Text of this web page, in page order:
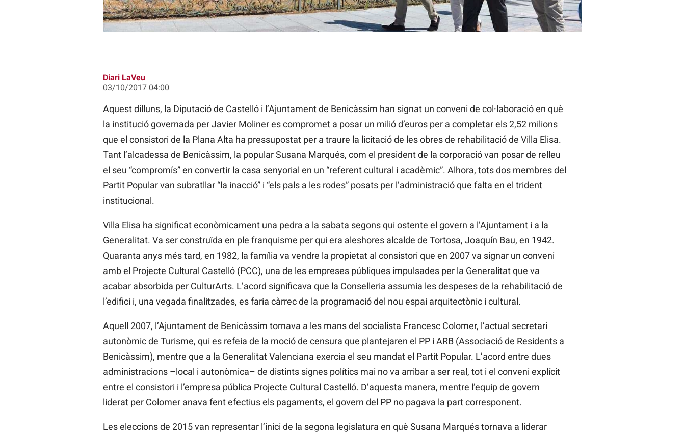
Diari LaVeu
03/10/2017 04:00
Aquest dilluns, la Diputació de Castelló i l’Ajuntament de Benicàssim han signat un conveni de col·laboració en què
la institució governada per Javier Moliner es compromet a posar un milió d’euros per a completar els 2,52 milions
que el consistori de la Plana Alta ha pressupostat per a traure la licitació de les obres de rehabilitació de Villa Elisa.
Tant l’alcadessa de Benicàssim, la popular Susana Marqués, com el president de la corporació van posar de relleu
el seu “compromís” en convertir la casa senyorial en un “referent cultural i acadèmic”. Alhora, tots dos membres del
Partit Popular van subratllar “la inacció” i “els pals a les rodes” posats per l’administració que falta en el trident
institucional.
Villa Elisa ha significat econòmicament una pedra a la sabata segons qui ostente el govern a l’Ajuntament i a la
Generalitat. Va ser construïda en ple franquisme per qui era aleshores alcalde de Tortosa, Joaquín Bau, en 1942.
Quaranta anys més tard, en 1982, la família va vendre la propietat al consistori que en 2007 va signar un conveni
amb el Projecte Cultural Castelló (PCC), una de les empreses públiques impulsades per la Generalitat que va
acabar absorbida per CulturArts. L’acord significava que la Conselleria assumia les despeses de la rehabilitació de
l’edifici i, una vegada finalitzades, es faria càrrec de la programació del nou espai arquitectònic i cultural.
Aquell 2007, l’Ajuntament de Benicàssim tornava a les mans del socialista Francesc Colomer, l’actual secretari
autonòmic de Turisme, qui es refeia de la moció de censura que plantejaren el PP i ARB (Associació de Residents a
Benicàssim), mentre que a la Generalitat Valenciana exercia el seu mandat el Partit Popular. L’acord entre dues
administracions –local i autonòmica– de distints signes polítics mai no va arribar a ser real, tot i el conveni explícit
entre el consistori i l’empresa pública Projecte Cultural Castelló. D’aquesta manera, mentre l’equip de govern
liderat per Colomer anava fent efectius els pagaments, el govern del PP no pagava la part corresponent.
Les eleccions de 2015 van representar l’inici de la segona legislatura en què Susana Marqués tornava a liderar